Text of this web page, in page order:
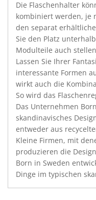
Die Flaschenhalter
kombiniert werden, je
den separat
Sie den Platz
Modulteile auch
Lassen Sie Ihrer
interessante Formen
wirkt auch die
So wird das
Das Unternehmen
skandinavisches
entweder aus
Kleine Firmen, mit
produzieren die
Born in Sweden
Dinge im typischen